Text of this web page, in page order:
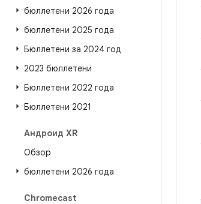
бюллетени 2026 года
бюллетени 2025 года
Бюллетени за 2024 год
2023 бюллетени
Бюллетени 2022 года
Бюллетени 2021
Андроид XR
Обзор
бюллетени 2026 года
Chromecast